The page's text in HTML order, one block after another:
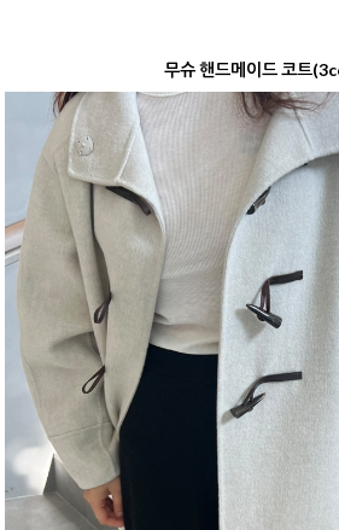
무슈 핸드메이드 코트